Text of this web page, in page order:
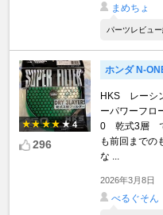
まめちょ
パーツレビュ
4
296
ホンダ N-
HKS レーシ
ーパワーフ
0 乾式3層 で
も前回までの
な ...
2026年3月8日
べるぐそん